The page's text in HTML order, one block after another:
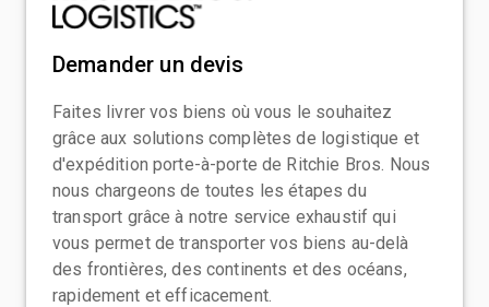
Demander un devis
Faites livrer vos biens où vous le souhaitez
grâce aux solutions complètes de logistique et
d'expédition porte-à-porte de Ritchie Bros. Nous
nous chargeons de toutes les étapes du
transport grâce à notre service exhaustif qui
vous permet de transporter vos biens au-delà
des frontières, des continents et des océans,
rapidement et efficacement.